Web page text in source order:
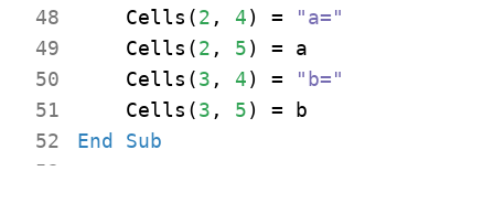
    Cells(
2 , 4) =
"a="
    Cells(
2 , 5) = a
    Cells(
3 , 4) =
"b="
    Cells(
3 , 5
End
Sub